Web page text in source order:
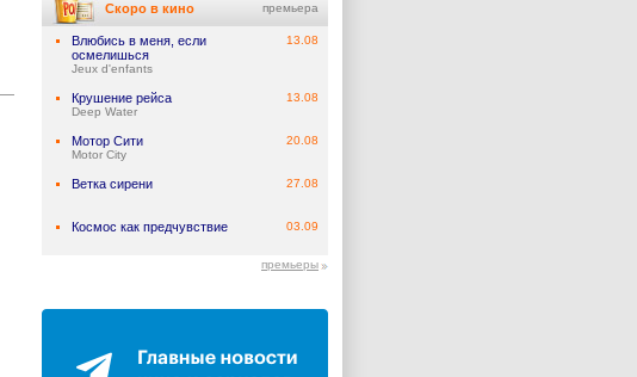
Скоро в кино премьера
Влюбись в меня, если
осмелишься
Jeux d'enfants
13.08
Крушение рейса
Deep Water
13.08
Мотор Сити
Motor City
20.08
Ветка сирени 27.08
Космос как предчувствие 03.09
премьеры